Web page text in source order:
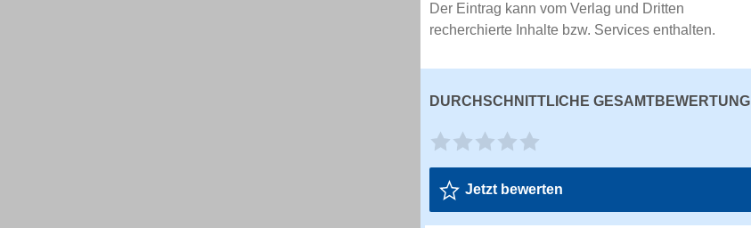
Der Eintrag kann vom Verlag und Dritten
recherchierte Inhalte bzw. Services enthalten.
DURCHSCHNITTLICHE GESAMTBEWERTUNG
Jetzt bewerten